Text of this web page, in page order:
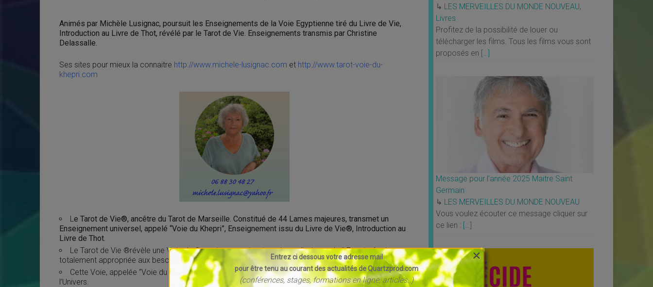
Animés par Michèle Lusignac, poursuit les Enseignements de la Voie Egyptienne tiré du Livre de Vie,
Introduction au Livre de Thot, révélé par le Tarot de Vie. Enseignements transmis par Christine
Delassalle.
Ses sites pour mieux la connaitre http://www.michele-lusignac.com et http://www.tarot-voie-du-
khepri.com
L e Tarot de Vie®, ancêtre du Tarot de Marseille. Constitué de 44 Lames majeures, transmet un
Enseignement universel, appelé “Voie du Khepri”, Enseignement issu du Livre de Vie®, Introduction au
Livre de Thot.
Le Tarot de Vie ®révèle une Voie de Connaissance vivante, universelle, issue de l’ Egypte Ancienne,
totalement appropriée aux besoins de changements individuels et collectifs d’aujourd’hui.
Cette Voie, appelée “Voie du Khepri” vise à la Réalisation de son Être Total, Unifié au sein de
l’Univers.
↳ LES MERVEILLES DU MONDE NOUVEAU,
Livres
Profitez de la possibilité de louer ou
télécharger les films. Tous les films vous sont
proposés en […]
Message pour l’année 2025 Maitre Saint
Germain
↳ LES MERVEILLES DU MONDE NOUVEAU
Vous voulez écouter ce message cliquer sur
ce lien : […]
Entrez ci dessous votre adresse mail
pour être tenu au courant des actualités de Quartzprod.com
(conférences, stages, formations en ligne, articles..)
×